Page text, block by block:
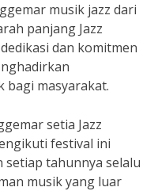
musik jazz dari
panjang Jazz
dan komitmen
bagi masyarakat.
setia Jazz
festival ini
setiap tahunnya selalu
musik yang luar